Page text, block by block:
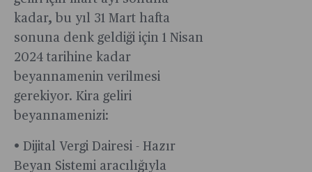
kadar, bu yıl 31 Mart hafta
sonuna denk geldiği için 1 Nisan
2024 tarihine kadar
beyannamenin verilmesi
gerekiyor. Kira geliri
beyannamenizi:
• Dijital Vergi Dairesi - Hazır
Beyan Sistemi aracılığıyla